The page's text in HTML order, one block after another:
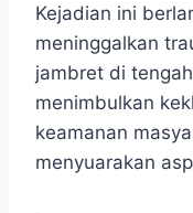
Kejadian ini
meninggalkan
jambret di
menimbulkan
keamanan
menyuarakan